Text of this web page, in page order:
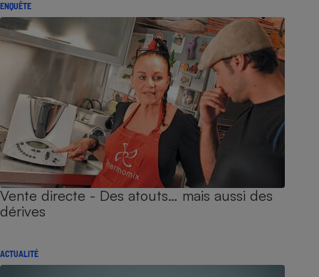
ENQUÊTE
Vente directe - Des atouts… mais aussi des
dérives
ACTUALITÉ